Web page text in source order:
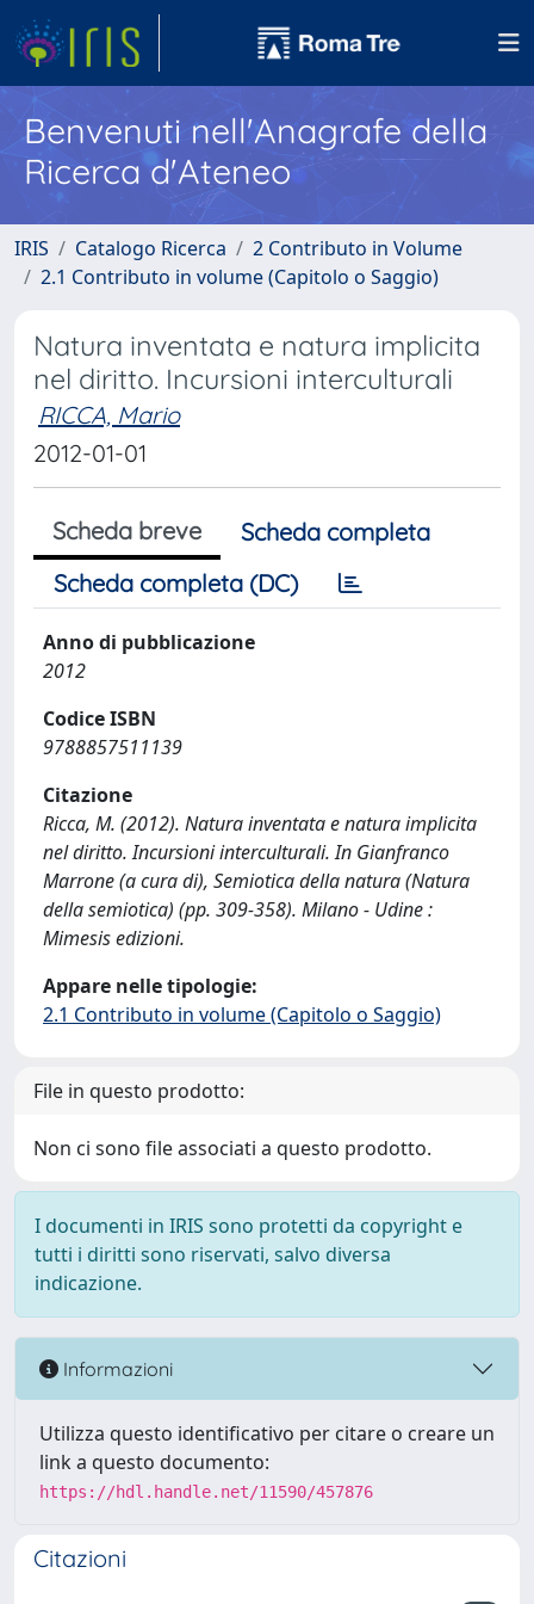
Benvenuti nell'Anagrafe della
Ricerca d'Ateneo
IRIS Catalogo Ricerca
2 Contributo in Volume
2.1 Contributo in volume (Capitolo o Saggio)
Natura inventata e natura implicita
nel diritto. Incursioni interculturali
RICCA, Mario
2012-01-01
Scheda breve
Scheda completa
Scheda completa (DC)
Anno di pubblicazione
2012
Codice ISBN
9788857511139
Citazione
Ricca, M. (2012). Natura inventata e natura implicita
nel diritto. Incursioni interculturali. In Gianfranco
Marrone (a cura di), Semiotica della natura (Natura
della semiotica) (pp. 309-358). Milano - Udine :
Mimesis edizioni.
Appare nelle tipologie:
2.1 Contributo in volume (Capitolo o Saggio)
File in questo prodotto:
Non ci sono file associati a questo prodotto.
I documenti in IRIS sono protetti da copyright e
tutti i diritti sono riservati, salvo diversa
indicazione.
Informazioni
Utilizza questo identificativo per citare o creare un
link a questo documento:
https://hdl.handle.net/11590/457876
Citazioni